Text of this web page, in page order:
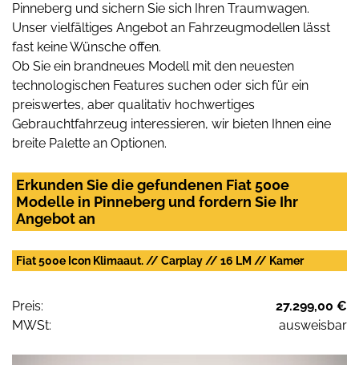
Pinneberg und sichern Sie sich Ihren Traumwagen.
Unser vielfältiges Angebot an Fahrzeugmodellen lässt
fast keine Wünsche offen.
Ob Sie ein brandneues Modell mit den neuesten
technologischen Features suchen oder sich für ein
preiswertes, aber qualitativ hochwertiges
Gebrauchtfahrzeug interessieren, wir bieten Ihnen eine
breite Palette an Optionen.
Erkunden Sie die gefundenen Fiat 500e
Modelle in Pinneberg und fordern Sie Ihr
Angebot an
Fiat 500e Icon Klimaaut. // Carplay // 16 LM // Kamer
Preis:
27.299,00 €
MWSt:
ausweisbar